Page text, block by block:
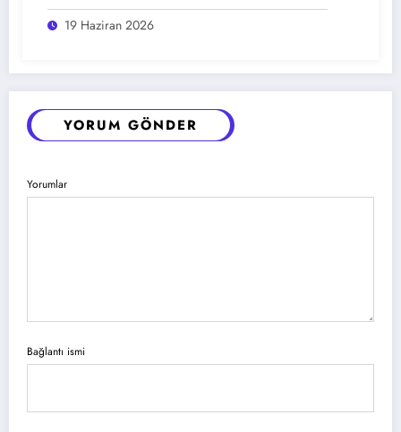
19 Haziran 2026
YORUM GÖNDER
Yorumlar
Bağlantı ismi